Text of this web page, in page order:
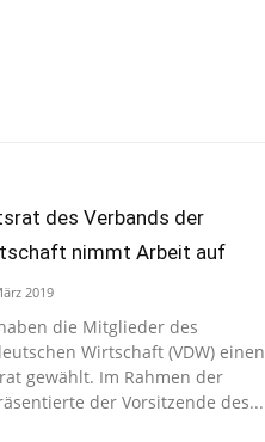
des Verbands der
nimmt Arbeit auf
2019
die Mitglieder des
Wirtschaft (VDW) einen
gewählt. Im Rahmen der
der Vorsitzende des...